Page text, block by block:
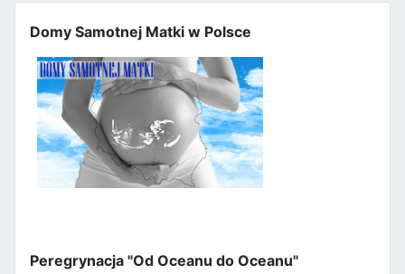
Domy Samotnej Matki w Polsce
Peregrynacja "Od Oceanu do Oceanu"